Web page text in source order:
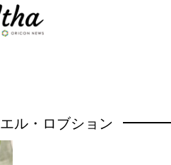
ル・ロブション